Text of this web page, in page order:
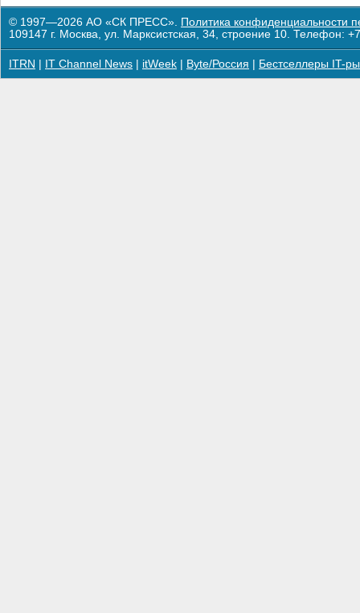
© 1997—2026 АО «СК ПРЕСС». Политика конфиденциальности
109147 г. Москва, ул. Марксистская, 34, строение 10. Телефон:
ITRN IT Channel News itWeek Byte/Россия Бестселлеры IT-